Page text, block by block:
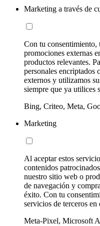
Marketing a través de
Con tu consentimiento,
promociones externas
productos relevantes.
personales encriptados
externos y utilizamos
siempre que ya utilices
Bing, Criteo, Meta,
Marketing
Al aceptar estos
contenidos
nuestro sitio web o
de navegación y
éxito. Con tu
servicios de terceros en
Meta-Pixel, Microsoft